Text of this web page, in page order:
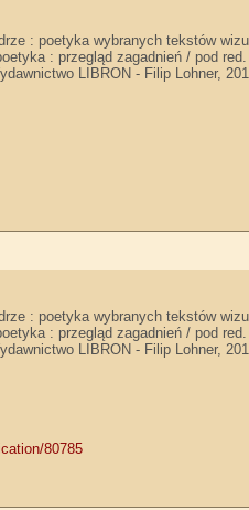
: poetyka wybranych tekstów
: przegląd zagadnień / pod
LIBRON - Filip Lohner,
: poetyka wybranych tekstów
: przegląd zagadnień / pod
LIBRON - Filip Lohner,
80785